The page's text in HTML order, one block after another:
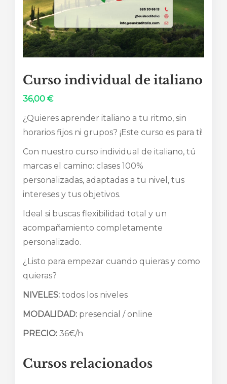
Curso individual de italiano
36,00 €
¿Quieres aprender italiano a tu ritmo, sin
horarios fijos ni grupos? ¡Este curso es para ti!
Con nuestro curso individual de italiano, tú
marcas el camino: clases 100%
personalizadas, adaptadas a tu nivel, tus
intereses y tus objetivos.
Ideal si buscas flexibilidad total y un
acompañamiento completamente
personalizado.
¿Listo para empezar cuando quieras y como
quieras?
NIVELES: todos los niveles
MODALIDAD: presencial / online
PRECIO: 36€/h
Cursos relacionados